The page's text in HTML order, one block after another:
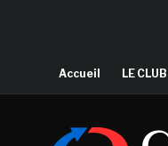
Accueil LE CLUB